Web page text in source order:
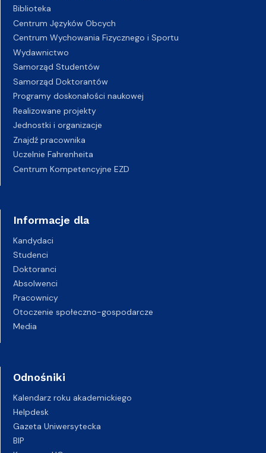
Biblioteka
Centrum Języków Obcych
Centrum Wychowania Fizycznego i Sportu
Wydawnictwo
Samorząd Studentów
Samorząd Doktorantów
Programy doskonałości naukowej
Realizowane projekty
Jednostki i organizacje
Znajdź pracownika
Uczelnie Fahrenheita
Centrum Kompetencyjne EZD
Informacje dla
Kandydaci
Studenci
Doktoranci
Absolwenci
Pracownicy
Otoczenie społeczno-gospodarcze
Media
Odnośniki
Kalendarz roku akademickiego
Helpdesk
Gazeta Uniwersytecka
BIP